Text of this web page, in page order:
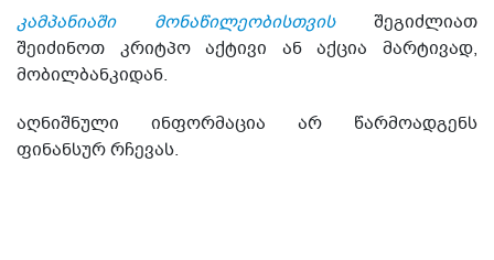
კამპანიაში მონაწილეობისთვისშეგიძლიათ
შეიძინოთ კრიტპო აქტივი ან აქცია მარტივად,
მობილბანკიდან.
აღნიშნული ინფორმაცია არ წარმოადგენს
ფინანსურ რჩევას.